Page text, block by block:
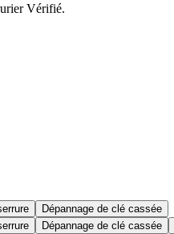
Vérifié.
Dépannage de clé cassée
Dépannage de clé cassée